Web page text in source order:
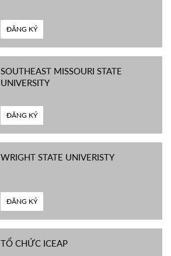
ĐĂNG KÝ
SOUTHEAST MISSOURI STATE
UNIVERSITY
ĐĂNG KÝ
WRIGHT STATE UNIVERISTY
ĐĂNG KÝ
TỔ CHỨC ICEAP